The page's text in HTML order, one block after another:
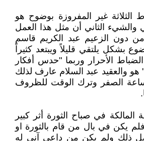
غير المفروزة بوضوح هو
والشيء الثاني أن مثل هذا العمل
دون الزعيم عبد الكريم قاسم
بشكل يلتقي قليلاً ويبتعد كثيراً
الأحرار وربما "حدس أفكار
هو والعقيد عبد السلام عارف لذلك
الصفر وترك الوقت للظروف
المالكة في صباح الثورة أثر كبير
يكن في بال من قام بالثورة او
ذلك ولم يكن من داعي آني له